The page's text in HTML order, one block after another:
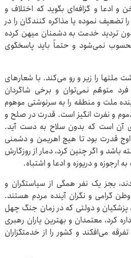
ادعا و گزافه‌ای بگوید که اختلاف و
تضعیف نموده یا مذاکره کنندگان را در
تردید خدمت به دشمنان میهن کرده
نمی‌شود و حتماً باید پاسخگوی
ملتها را زیر و رو می‌کند. با شعارهای
متوهّم نمی‌توان و برخی شاگردان
ملت و منطقه را به سرنوشتی موهوم
و نفرت انگیز است. قدرت در صلح و
آن است که بدون سلاح به دست آید.
اوج قدرت بود تا هیچ اهریمن و دشمنی
باشد و اگر چنین کرد، دمار از روزگارش
ارجوزه و دریوزه و ادعا و اشتباه.
بجز یک نفر همگی از سیاستگران و
گرامی و نگران آینده مردم هستند.
و دولتی که در زمان جنگ چهل
کرد، معتمدان و بهترین یاران رهبری
می‌افکند و کشور را از خدمتگزاران